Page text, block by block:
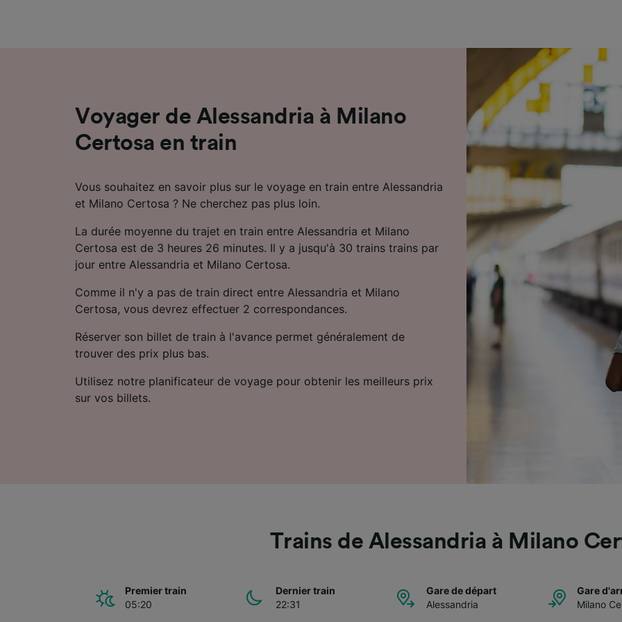
Voyager de Alessandria à Milano
Certosa en train
Vous souhaitez en savoir plus sur le voyage en train entre Alessandria
et Milano Certosa ? Ne cherchez pas plus loin.
La durée moyenne du trajet en train entre Alessandria et Milano
Certosa est de 3 heures 26 minutes. Il y a jusqu'à 30 trains trains par
jour entre Alessandria et Milano Certosa.
Comme il n'y a pas de train direct entre Alessandria et Milano
Certosa, vous devrez effectuer 2 correspondances.
Réserver son billet de train à l'avance permet généralement de
trouver des prix plus bas.
Utilisez notre planificateur de voyage pour obtenir les meilleurs prix
sur vos billets.
Trains de Alessandria à Milano
Premier train
05:20
Dernier train
22:31
Gare de départ
Alessandria
Gare
Milano